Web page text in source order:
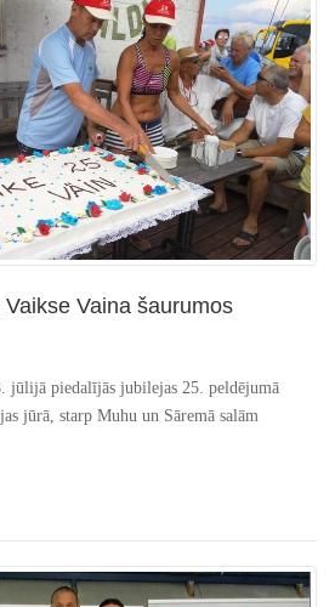
Vainа šaurumos
jūlijā piedalījās jubilejas 25. peldējumā
jūrā, starp Muhu un Sāremā salām